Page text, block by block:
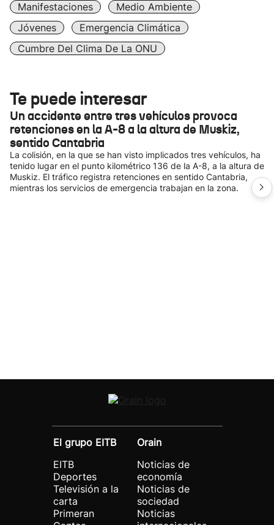
Manifestaciones
Medio Ambiente
Jóvenes
Emergencia Climática
Cumbre Del Clima De La ONU
Te puede interesar
Un accidente entre tres vehículos provoca
retenciones en la A-8 a la altura de Muskiz,
sentido Cantabria
La colisión, en la que se han visto implicados tres vehículos, ha
tenido lugar en el punto kilométrico 136 de la A-8, a la altura de
Muskiz. El tráfico registra retenciones en sentido Cantabria,
mientras los servicios de emergencia trabajan en la zona.
El grupo EITB
EITB
Deportes
Televisión a la
carta
Primeran
Orain
Noticias de
economía
Noticias de
sociedad
Noticias